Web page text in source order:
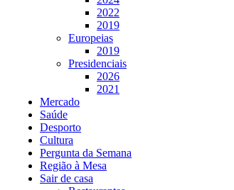
2022
2019
Europeias
2019
Presidenciais
2026
2021
Mercado
Saúde
Desporto
Cultura
Pergunta da Semana
Região à Mesa
Sair de casa